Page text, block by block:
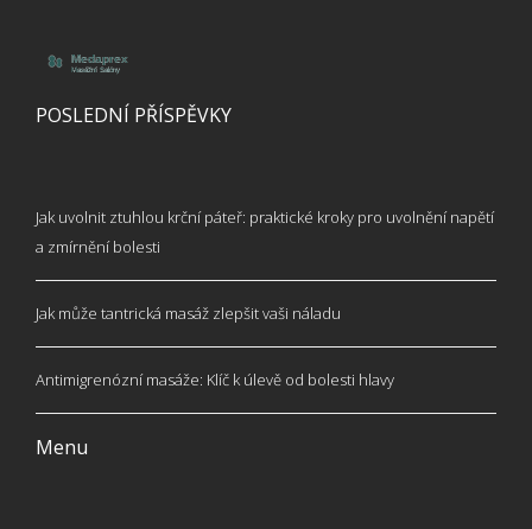
POSLEDNÍ PŘÍSPĚVKY
Jak uvolnit ztuhlou krční páteř: praktické kroky pro uvolnění napětí
a zmírnění bolesti
Jak může tantrická masáž zlepšit vaši náladu
Antimigrenózní masáže: Klíč k úlevě od bolesti hlavy
Menu